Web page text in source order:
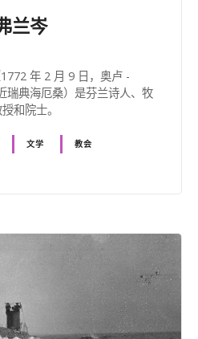
兰岑
年 2 月 9 日，奥卢 -
瑞典海厄桑）是芬兰诗人、牧
和院士。
文学
教会